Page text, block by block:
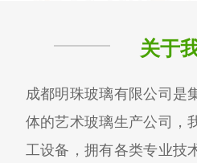
关于
成都明珠玻璃有限公司是
体的艺术玻璃生产公司，
工设备，拥有各类专业技